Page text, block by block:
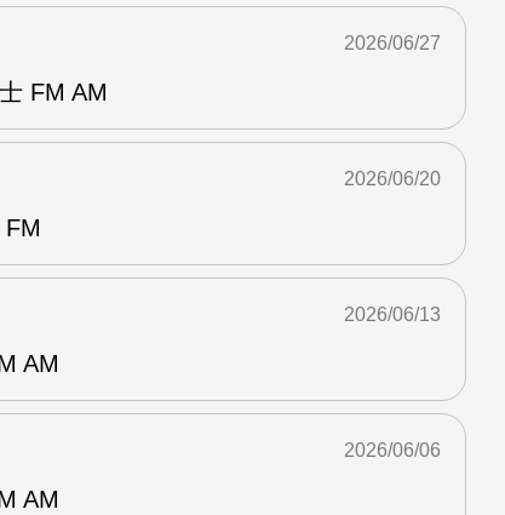
FM AM
2026/06/27
2026/06/20
AM
2026/06/13
AM
2026/06/06